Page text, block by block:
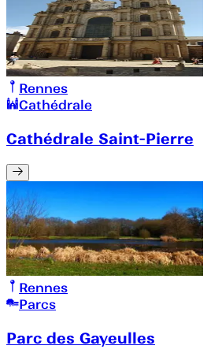
Rennes
Cathédrale
Cathédrale Saint-Pierre
Rennes
Parcs
Parc des Gayeulles